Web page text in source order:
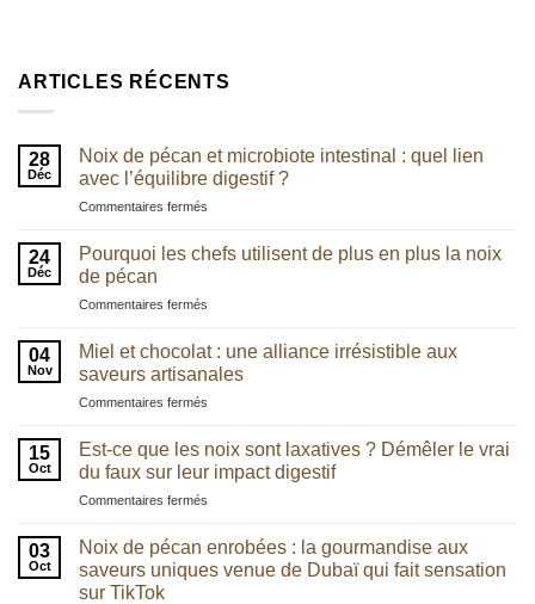
ARTICLES RÉCENTS
28
Déc
Noix de pécan et microbiote intestinal : quel lien
avec l’équilibre digestif ?
Commentaires fermés
:
quel
digestif
?
24
Déc
Pourquoi les chefs utilisent de plus en plus la noix
de pécan
Commentaires fermés
les
chefs
utilisent
en
plus
pécan
04
Nov
Miel et chocolat : une alliance irrésistible aux
saveurs artisanales
Commentaires fermés
chocolat
irrésistible
aux
15
Oct
Est-ce que les noix sont laxatives ? Démêler le vrai
du faux sur leur impact digestif
Commentaires fermés
les
03
Oct
Noix de pécan enrobées : la gourmandise aux
saveurs uniques venue de Dubaï qui fait sensation
sur TikTok